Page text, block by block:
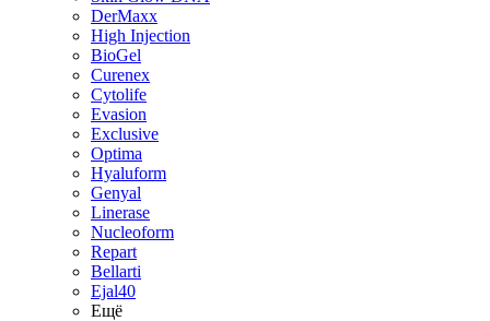
DerMaxx
High Injection
BioGel
Curenex
Cytolife
Evasion
Exclusive
Optima
Hyaluform
Genyal
Linerase
Nucleoform
Repart
Bellarti
Ejal40
Ещё